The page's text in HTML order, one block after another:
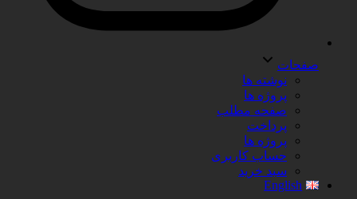
صفحات
نوشته ها
پروژه ها
صفحه مطلب
پرداخت
پروژه ها
حساب کاربری
سبد خرید
English